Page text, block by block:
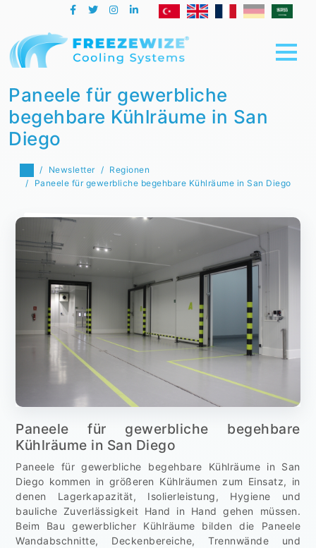
Paneele für gewerbliche
begehbare Kühlräume in San
Diego
Newsletter
Regionen
Paneele für gewerbliche begehbare Kühlräume in San Diego
Paneele für gewerbliche begehbare
Kühlräume in San Diego
Paneele für gewerbliche begehbare Kühlräume in San
Diego kommen in größeren Kühlräumen zum Einsatz, in
denen Lagerkapazität, Isolierleistung, Hygiene und
bauliche Zuverlässigkeit Hand in Hand gehen müssen.
Beim Bau gewerblicher Kühlräume bilden die Paneele
Wandabschnitte, Deckenbereiche, Trennwände und